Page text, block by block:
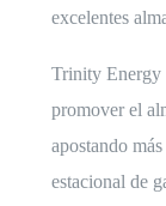
excelentes
Trinity Energy
promover el
apostando
estacional de